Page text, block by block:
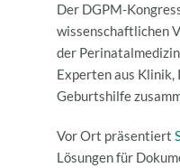
Der DGPM-
wissenschaftlichen
der
Experten aus
Geburtshilfe
Vor Ort präsentiert
Lösungen für